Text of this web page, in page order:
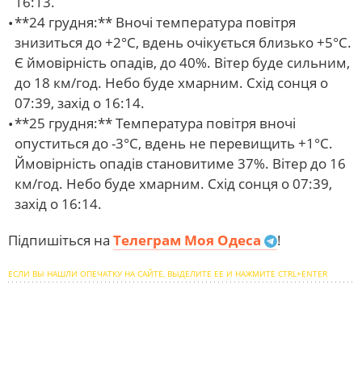
**24 грудня:** Вночі температура повітря
знизиться до +2°С, вдень очікується близько +5°С.
Є ймовірність опадів, до 40%. Вітер буде сильним,
до 18 км/год. Небо буде хмарним. Схід сонця о
07:39, захід о 16:14.
**25 грудня:** Температура повітря вночі
опуститься до -3°С, вдень не перевищить +1°С.
Ймовірність опадів становитиме 37%. Вітер до 16
км/год. Небо буде хмарним. Схід сонця о 07:39,
захід о 16:14.
Підпишіться на Телеграм Моя Одеса !
ЕСЛИ ВЫ НАШЛИ ОПЕЧАТКУ НА САЙТЕ, ВЫДЕЛИТЕ ЕЕ И НАЖМИТЕ CTRL+ENTER